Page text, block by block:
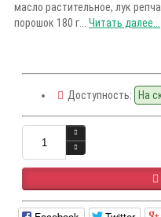
масло растительное, лук
порошок 180 г... Читать далее...
Доступность: На